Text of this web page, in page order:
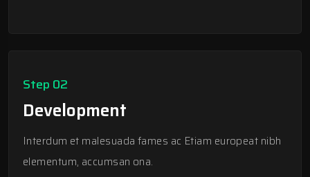
Step 02
Development
Interdum et malesuada fames ac Etiam europeat nibh
elementum, accumsan ona.